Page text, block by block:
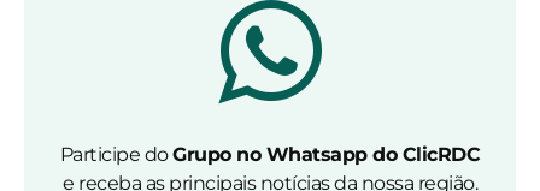
Participe doGrupo no Whatsapp do ClicRDC
e receba as principais notícias da nossa região.